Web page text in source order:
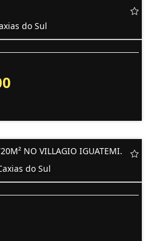
do Sul
NO VILLAGIO IGUATEMI.
do Sul